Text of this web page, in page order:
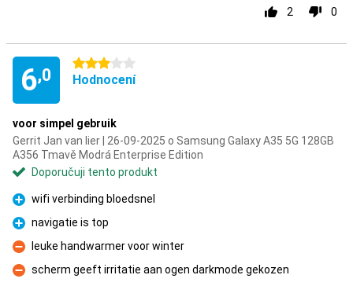
2 0
6,0
3 hvězdičky
Hodnocení
voor simpel gebruik
Gerrit Jan van lier | 26-09-2025 o Samsung Galaxy A35 5G 128GB
A356 Tmavě Modrá Enterprise Edition
Doporučuji tento produkt
Pro
wifi verbinding bloedsnel
Pro
navigatie is top
Proti
leuke handwarmer voor winter
Proti
scherm geeft irritatie aan ogen darkmode gekozen